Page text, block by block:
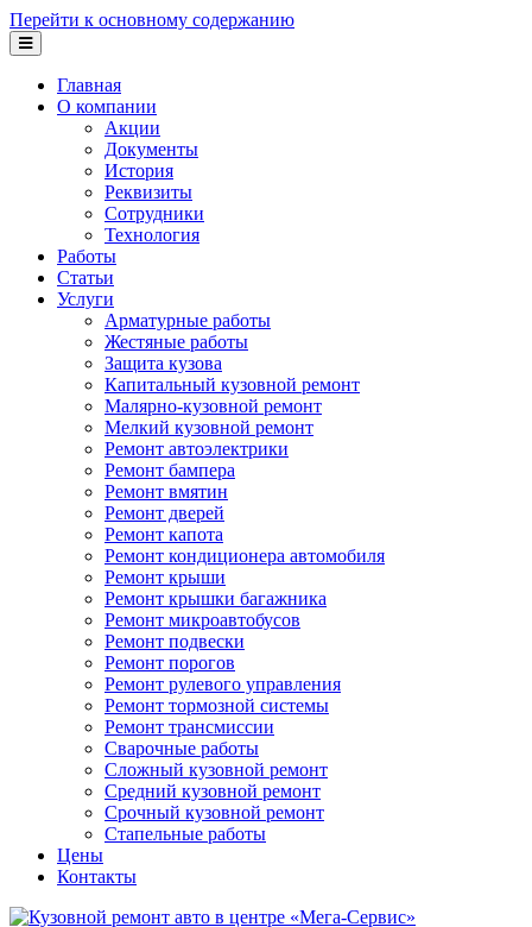
Перейти к основному содержанию
Главная
О компании
Акции
Документы
История
Реквизиты
Сотрудники
Технология
Работы
Статьи
Услуги
Арматурные работы
Жестяные работы
Защита кузова
Капитальный кузовной ремонт
Малярно-кузовной ремонт
Мелкий кузовной ремонт
Ремонт автоэлектрики
Ремонт бампера
Ремонт вмятин
Ремонт дверей
Ремонт капота
Ремонт кондиционера автомобиля
Ремонт крыши
Ремонт крышки багажника
Ремонт микроавтобусов
Ремонт подвески
Ремонт порогов
Ремонт рулевого управления
Ремонт тормозной системы
Ремонт трансмиссии
Сварочные работы
Сложный кузовной ремонт
Средний кузовной ремонт
Срочный кузовной ремонт
Стапельные работы
Цены
Контакты